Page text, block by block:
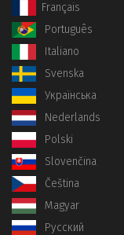
Français
Português
Italiano
Svenska
Українська
Nederlands
Polski
Slovenčina
Čeština
Magyar
Русский